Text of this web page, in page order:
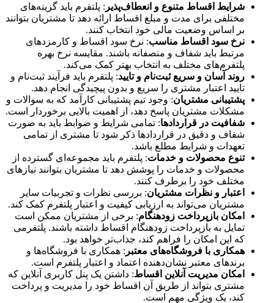
شرایط اقساط متنوع و انعطاف‌پذیر : پلتفرم باید گزینه‌های
مختلفی برای مدت و مبلغ اقساط ارائه دهد تا مشتریان بتوانند
بر اساس وضعیت مالی خود انتخاب کنند.
نرخ سود اقساط مناسب: نرخ سود اقساط و کارمزدهای
مرتبط باید شفاف و منصفانه باشند. مقایسه نرخ بهره
پلتفرم‌های مختلف به انتخاب بهتر کمک می‌کند.
روند آسان و سریع ثبت‌نام و تایید: پلتفرم باید فرآیند ثبت‌نام و
تایید اعتبار مشتری را سریع و بدون پیچیدگی انجام دهد.
پشتیبانی مشتریان: وجود تیم پشتیبانی کارآمد که به سوالات و
مشکلات مشتریان پاسخ دهد، از اهمیت بالایی برخوردار است.
شفافیت در قراردادها: تمامی شرایط و ضوابط باید به صورت
شفاف و دقیق در قراردادها ذکر شود تا مشتری از تمامی
تعهدات و شرایط مطلع باشد.
تنوع محصولات و خدمات: پلتفرم باید مجموعه‌ای گسترده از
محصولات و خدمات را پوشش دهد تا مشتریان بتوانند نیازهای
مختلف خود را برطرف کنند.
اعتبار و نظرات مشتریان: بررسی نظرات و تجربیات سایر
مشتریان می‌تواند به ارزیابی کیفیت و اعتبار پلتفرم کمک کند.
امکان بازپرداخت زودهنگام: برخی از مشتریان ممکن است
تمایل به بازپرداخت زودهنگام اقساط داشته باشند. پلتفرمی
که این امکان را فراهم کند، جذاب‌تر خواهد بود.
همکاری با فروشگاه‌های معتبر : همکاری با فروشگاه‌ها و
برندهای معتبر نشان‌دهنده اعتماد و اعتبار پلتفرم است.
امکان مدیریت آنلاین اقساط: داشتن یک پنل کاربری آنلاین که
مشتری بتواند از طریق آن اقساط خود را مدیریت و پرداخت
کند، یک ویژگی مهم است.